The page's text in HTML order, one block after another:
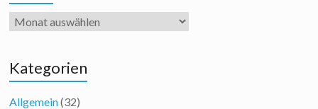
Archiv
Kategorien
Allgemein(32)